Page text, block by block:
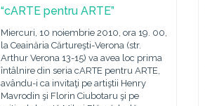
“cARTE pentru ARTE”
Miercuri, 10 noiembrie 2010, ora 19. 00,
la Ceainăria Cărtureşti-Verona (str.
Arthur Verona 13-15) va avea loc prima
întâlnire din seria cARTE pentru ARTE,
avându-i ca invitaţi pe artiştii Henry
Mavrodin şi Florin Ciubotaru şi pe